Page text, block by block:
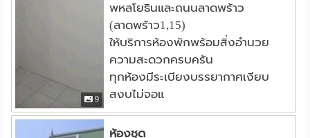
9
พหลโยธินและถนนลาดพร้าว
(ลาดพร้าว1,15)
ให้บริการห้องพักพร้อมสิ่งอำนวย
ความสะดวกครบครัน
ทุกห้องมีระเบียงบรรยากาศเงียบ
สงบไม่จอแ
ห้องชุด